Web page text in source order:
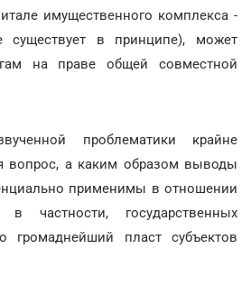
имущественного комплекса -
существует в принципе), может
на праве общей совместной
проблематики крайне
вопрос, а каким образом выводы
применимы в отношении
частности, государственных
громаднейший пласт субъектов